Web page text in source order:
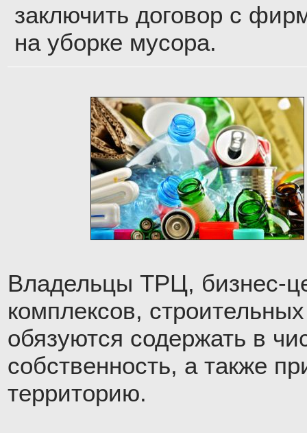
заключить договор с
на уборке мусора.
Владельцы ТРЦ, бизнес-
комплексов,
обязуются содержать в
собственность, а также
территорию.